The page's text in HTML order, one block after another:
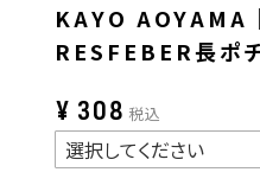
KAYO AOYAMA
RESFEBER長ポチ
¥ 308 税込